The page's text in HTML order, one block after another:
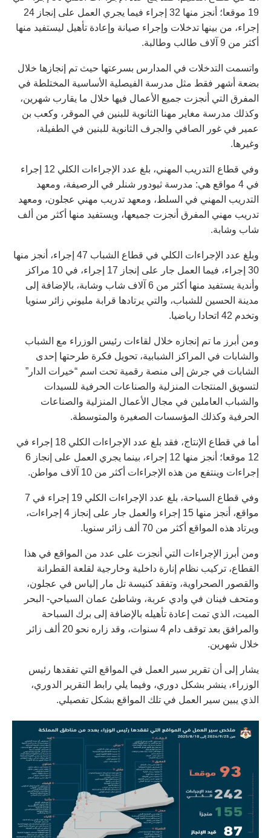
19 موقعا؛ أنجز منها 32 إجراء فيما يجري العمل على إنجاز 24
إجراء، من بينها تدخلات وإجراء صيانة وإعادة تأهيل ليستفيد منها
أكثر من 9 آلاف طالب وطالبة.
واتسمت التدخلات في المدارس بسرعتها حيث تم إنجازها خلال
بضعة أشهر فقط مثل مدرسة الفيصلية الأساسية المختلطة في
المفرق التي أنجزت جميع الأعمال فيها خلال ما يقارب شهرين،
وكذلك مدرسة مغاير مهنا الثانوية للبنين في الموقر، وكعب بن
عمير في غور الصافي والجرف الثانوية للبنين في الطفيلة،
وغيرها.
وفي قطاع التدريب المهني، بلغ عدد الإجراءات الكلي 12 إجراء
في 4 مواقع هي: مدرسة ثيودور شنلر في الرصيفة، ومعهد
التدريب المهني في السلط، ومعهد تدريب مهني عجلون، ومعهد
تدريب مهني المفرق أنجزت جميعها، ويستفيد منها أكثر من ألف
شاب وشابة.
وبلغ عدد الإجراءات الكلي في قطاع الشباب 47 إجراء، أنجز منها
30 إجراء، فيما العمل جار على إنجاز 17 إجراء، في 10 مراكز
وأندية يستفيد منها أكثر من 6 آلاف شاب وشابة، بالإضافة إلى
مدينة الحسين للشباب، والتي يرتادها قرابة مليوني زائر سنويا
وتخدم 42 اتحادا رياضيا.
ومن أبرز ما تم إنجازه خلال لقاءات رئيس الوزراء مع الشباب
والشابات في المراكز الشبابية، تحويل فكرة طرحتها إحدى
الشابات في جرش إلى منصة رقمية تحت اسم “خيرات الدار”
لتسويق المنتجات المنزلية والصناعات الحرفية للسيدات
والشباب العاملين في مجال الأعمال المنزلية والصناعات
الحرفية وكذلك المؤسسات الصغيرة والمتوسطة.
أما في قطاع الإنتاج، فقد بلغ عدد الإجراءات الكلي 18 إجراء في
12 موقعا؛ أنجز منها 12 إجراء، بينما يجري العمل على إنجاز 6
إجراءات وينتفع من هذه الإجراءات أكثر من 10 آلاف مواطن.
وفي قطاع السياحة، بلغ عدد الإجراءات الكلي 19 إجراء في 7
مواقع، أنجز منها 15 إجراء والعمل جار على إنجاز 4 إجراءات،
ويرتاد هذه المواقع أكثر من 70 ألف زائر سنويا.
ومن أبرز الإجراءات التي أنجزت على عدد من المواقع في هذا
القطاع، تركيب نظام إنارة داخلية وخارجية لقلعة القطرانة
والقصور الصحراوية، وتفقد كنيسة تل مار إلياس في عجلون،
ومتحف فينان في وادي عربة، وشاطئ عمان السياحي- البحر
الميت، الذي تمت إعادة تأهيله بالإضافة إلى برك السباحة
والمرافق بعد توقف دام 4 سنوات، وقد زاره نحو 20 ألف زائر
خلال شهرين.
يشار إلى أن تقرير سير العمل في المواقع التي تفقدها رئيس
الوزراء، ينشر بشكل دوري، وفيما يلي رابط التقرير الدوري،
الذي يبين سير العمل في تلك المواقع بشكل تفصيلي.